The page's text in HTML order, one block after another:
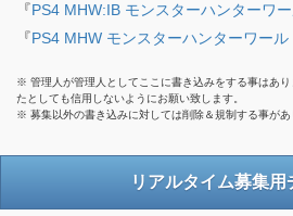
『PS4 MHW:IB モンスターハンターワ
『PS4 MHW モンスターハンターワール
※ 管理人が管理人としてここに書き込みをする事はあ
たとしても信用しないようにお願い致します。
※ 募集以外の書き込みに対しては削除＆規制する事があ
リアルタイム募集用